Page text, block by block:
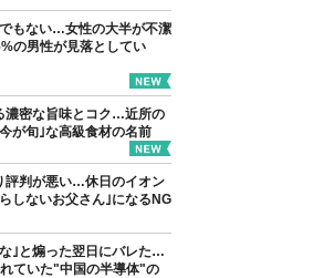
もない…女性の大半が不潔
の男性が見落としてい
濃密な旨味とコク…近所の
が旬｣な高級食材の名前
評判が悪い…休日のイオン
しないお父さん｣になるNG
｣と煽った翌日にバレた…
ていた"中国の半導体"の